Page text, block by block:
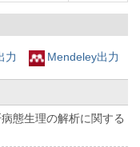
力 Mendeley出力
態生理の解析に関する